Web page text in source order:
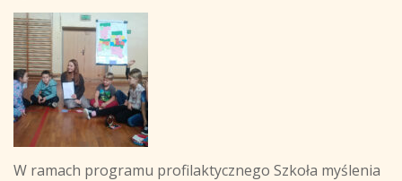
W ramach programu profilaktycznego Szkoła myślenia